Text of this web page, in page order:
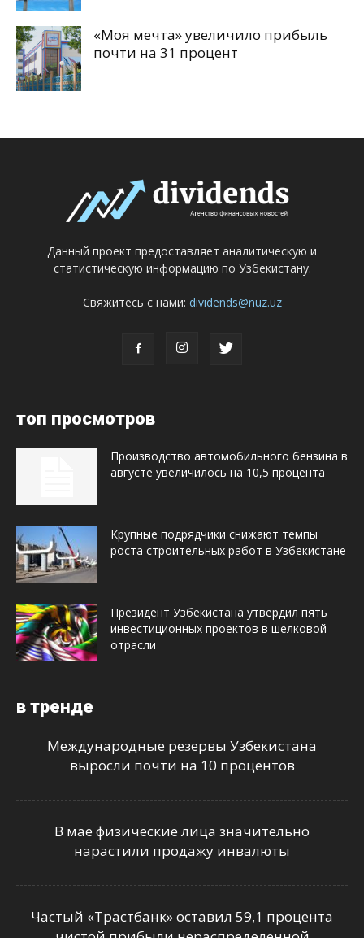
«Моя мечта» увеличило прибыль
почти на 31 процент
Данный проект предоставляет аналитическую и
статистическую информацию по Узбекистану.
Свяжитесь с нами: dividends@nuz.uz
топ просмотров
Производство автомобильного бензина в
августе увеличилось на 10,5 процента
Крупные подрядчики снижают темпы
роста строительных работ в Узбекистане
Президент Узбекистана утвердил пять
инвестиционных проектов в шелковой
отрасли
в тренде
Международные резервы Узбекистана
выросли почти на 10 процентов
В мае физические лица значительно
нарастили продажу инвалюты
Частый «Трастбанк» оставил 59,1 процента